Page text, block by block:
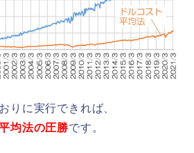
りに実行できれば、
均法の圧勝です。